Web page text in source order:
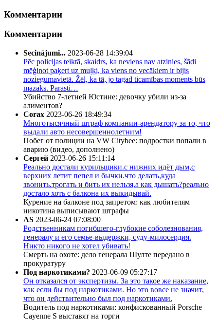
Комментарии
Комментарии
Secinājumi... 2023-06-28 14:39:04
Pēc policijas teiktā, skaidrs, ka neviens nav atzinies, šādi
mēģinot paķert uz muļķi, ka viens no vecākiem ir bijis
noziegumavietā. Žēl, ka tā, jo tagad ticamības moments būs
mazāks. Parasti…
Убийство 7-летней Юстине: девочку убили из-за
алиментов?
Corax 2023-06-26 18:49:34
Многотысячный штраф компании-арендатору за то, что
выдали авто несовершеннолетним!
Побег от полиции на VW Citybee: подростки попали в
аварию (видео, дополнено)
Сергей 2023-06-26 15:11:14
Реально достали курильщики.с нижних идёт дым,с
верхних летит пепел и бычки.что делать,куда
звонить.трогать и бить их нельзя,а как дышать?реально
достало хоть с балкона их выкидывай.
Курение на балконе под запретом: как любителям
никотина выписывают штрафы
AS 2023-06-24 07:08:00
Родственникам погибшего-глубокие соболезнования,
генералу и его семье-выдержки, суду-милосердия.
Никто никого не хотел убивать!
Смерть на охоте: дело генерала Шулте передано в
прокуратуру
Под наркотиками? 2023-06-09 05:27:17
Он отказался от экспертизы. За это такое же наказание,
как если бы под наркотиками. Но это вовсе не значит,
что он действительно был под наркотиками.
Водитель под наркотиками: конфискованный Porsche
Cayenne S выставят на торги